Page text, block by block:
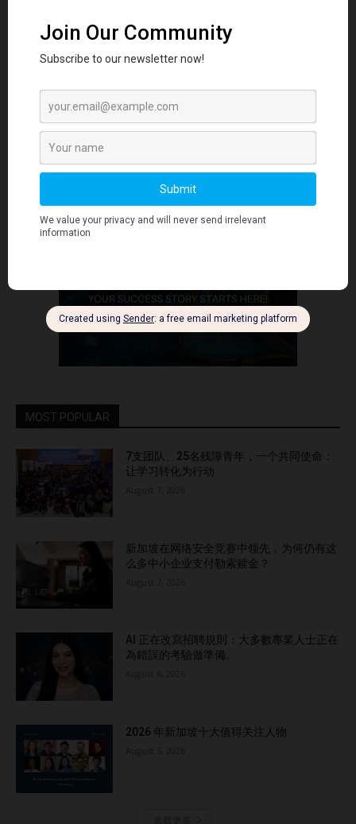
客户关系管理
MOST POPULAR
7支团队、25名残障青年，一个共同使命：
让学习转化为行动
新加坡在网络安全竞赛中领先，为何仍有这
么多中小企业支付勒索赎金？
AI 正在改寫招聘規則：大多數專業人士正在
為錯誤的考驗做準備。
2026 年新加坡十大值得关注人物